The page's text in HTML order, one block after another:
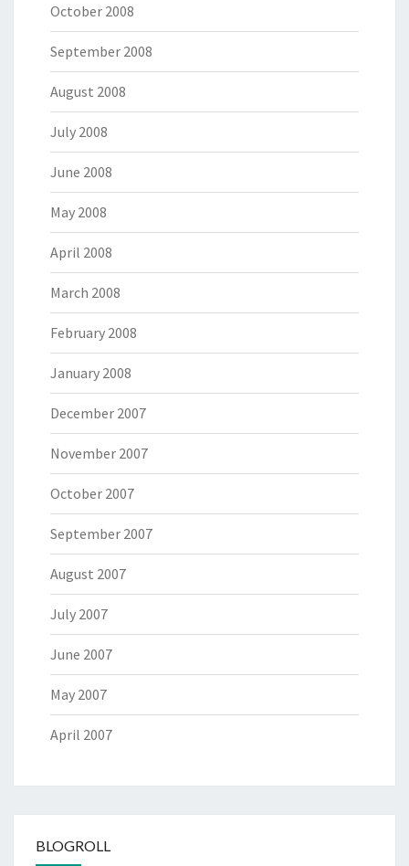
October 2008
September 2008
August 2008
July 2008
June 2008
May 2008
April 2008
March 2008
February 2008
January 2008
December 2007
November 2007
October 2007
September 2007
August 2007
July 2007
June 2007
May 2007
April 2007
BLOGROLL